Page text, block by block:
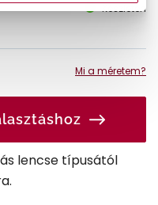
Készleten
Mi a méretem?
lencse típusától